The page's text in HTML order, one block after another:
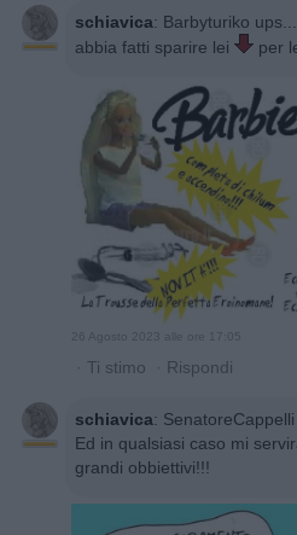
schiavica: Barbyturiko
abbia fatti sparire lei
per
26 Agosto 2023 alle ore 17:05
· Ti stimo · Rispondi
schiavica:
Ed in qualsiasi caso mi
grandi obbiettivi!!!